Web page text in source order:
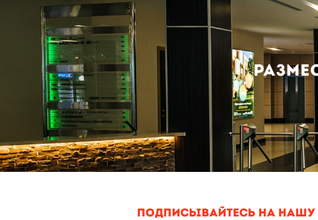
ПОДПИСЫВАЙТЕСЬ НА